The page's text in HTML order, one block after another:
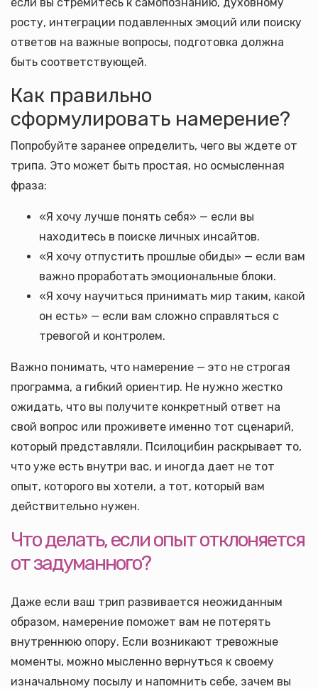
росту, интеграции подавленных эмоций или поиску
ответов на важные вопросы, подготовка должна
быть соответствующей.
Как правильно
сформулировать намерение?
Попробуйте заранее определить, чего вы ждете от
трипа. Это может быть простая, но осмысленная
фраза:
«Я хочу лучше понять себя» — если вы
находитесь в поиске личных инсайтов.
«Я хочу отпустить прошлые обиды» — если вам
важно проработать эмоциональные блоки.
«Я хочу научиться принимать мир таким, какой
он есть» — если вам сложно справляться с
тревогой и контролем.
Важно понимать, что намерение — это не строгая
программа, а гибкий ориентир. Не нужно жестко
ожидать, что вы получите конкретный ответ на
свой вопрос или проживете именно тот сценарий,
который представляли. Псилоцибин раскрывает то,
что уже есть внутри вас, и иногда дает не тот
опыт, которого вы хотели, а тот, который вам
действительно нужен.
Что делать, если опыт отклоняется
от задуманного?
Даже если ваш трип развивается неожиданным
образом, намерение поможет вам не потерять
внутреннюю опору. Если возникают тревожные
моменты, можно мысленно вернуться к своему
изначальному посылу и напомнить себе, зачем вы